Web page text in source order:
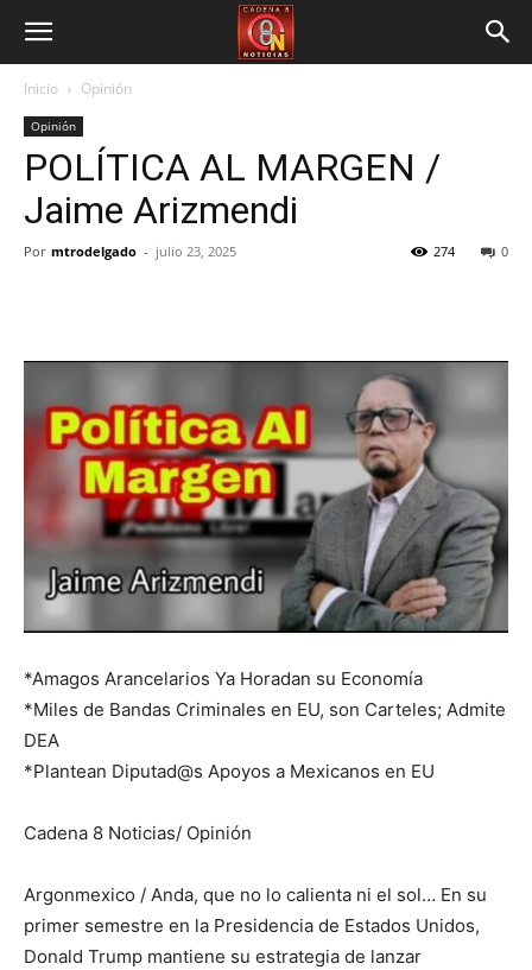
Inicio Opinión
Opinión
POLÍTICA AL MARGEN /
Jaime Arizmendi
Por mtrodelgado - julio 23, 2025 0
274
*Amagos Arancelarios Ya Horadan su Economía
*Miles de Bandas Criminales en EU, son Carteles; Admite
DEA
*Plantean Diputad@s Apoyos a Mexicanos en EU
Cadena 8 Noticias/ Opinión
Argonmexico / Anda, que no lo calienta ni el sol… En su
primer semestre en la Presidencia de Estados Unidos,
Donald Trump mantiene su estrategia de lanzar